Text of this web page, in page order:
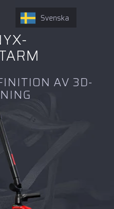
AV 3D-
Svenska